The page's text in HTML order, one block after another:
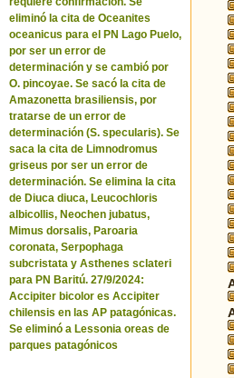
eliminó la cita de Oceanites
oceanicus para el PN Lago Puelo,
por ser un error de
determinación y se cambió por
O. pincoyae. Se sacó la cita de
Amazonetta brasiliensis, por
tratarse de un error de
determinación (S. specularis). Se
saca la cita de Limnodromus
griseus por ser un error de
determinación. Se elimina la cita
de Diuca diuca, Leucochloris
albicollis, Neochen jubatus,
Mimus dorsalis, Paroaria
coronata, Serpophaga
subcristata y Asthenes sclateri
para PN Baritú. 27/9/2024:
Accipiter bicolor es Accipiter
chilensis en las AP patagónicas.
Se eliminó a Lessonia oreas de
parques patagónicos